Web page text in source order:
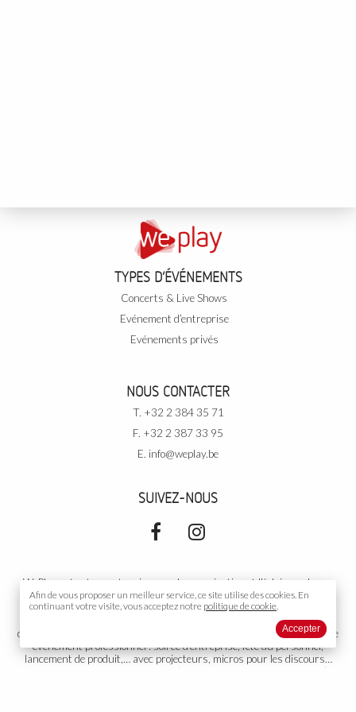
TYPES D’ÉVÉNEMENTS
Concerts & Live Shows
Evénement d’entreprise
Evénements privés
NOUS CONTACTER
T. +32 2 384 35 71
F. +32 2 387 33 95
E. info@weplay.be
SUIVEZ-NOUS
WePlay est votre partenaire pour la sonorisation et l’éclairage de vos
événements. Pour vosévénements privés: soirée de rallye, cours de
danse, votre mariage, un cocktail, un gala, un anniversaire, une
conférence, une exposition,… avec DJ, podiums, piste de danse,
décoration… Dans une salle, sous tente, ou partout ailleurs. Pour votre
événement professionnel: soirée d’entreprise, fête du personnel,
lancement de produit,… avec projecteurs, micros pour les discours…
: concert (musicien, orchestre, chanteur…),
Afin de vous proposer un meilleur service, ce site utilise descookies. En
continuant votre visite, vous acceptez notre politique de cookie.
Accepter